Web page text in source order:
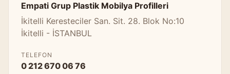
Empati Grup Plastik Mobilya Profilleri
İkitelli Keresteciler San. Sit. 28. Blok No:10
İkitelli - İSTANBUL
TELEFON
0 212 670 06 76